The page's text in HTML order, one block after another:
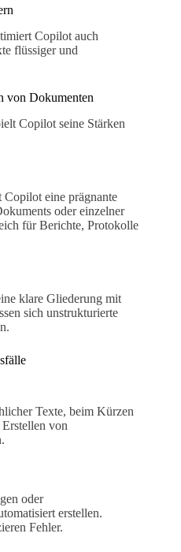
Copilot auch
flüssiger und
von Dokumenten
Copilot seine Stärken
eine prägnante
oder einzelner
für Berichte, Protokolle
klare Gliederung mit
sich unstrukturierte
Texte, beim Kürzen
von
oder
erstellen.
Fehler.